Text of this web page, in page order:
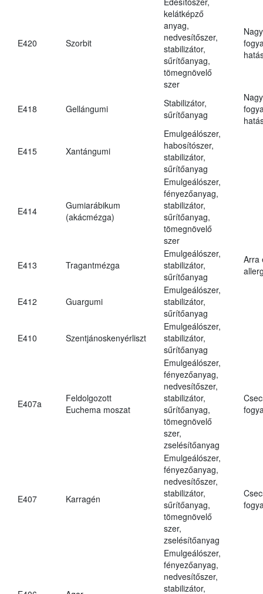
E420 Szorbit
kelátképző
anyag,
nedvesítőszer,
stabilizátor,
sűrítőanyag,
tömegnövelő
szer
E418 Gellángumi
Stabilizátor,
sűrítőanyag
E415 Xantángumi
Emulgeálószer,
habosítószer,
stabilizátor,
sűrítőanyag
E414
Gumiarábikum
(akácmézga)
Emulgeálószer,
fényezőanyag,
stabilizátor,
sűrítőanyag,
tömegnövelő
szer
E413 Tragantmézga
Emulgeálószer,
stabilizátor,
sűrítőanyag
Arra
E412 Guargumi
Emulgeálószer,
stabilizátor,
sűrítőanyag
E410 Szentjánoskenyérliszt
Emulgeálószer,
stabilizátor,
sűrítőanyag
E407a
Feldolgozott
Euchema moszat
Emulgeálószer,
fényezőanyag,
nedvesítőszer,
stabilizátor,
sűrítőanyag,
tömegnövelő
szer,
zselésítőanyag
E407 Karragén
Emulgeálószer,
fényezőanyag,
nedvesítőszer,
stabilizátor,
sűrítőanyag,
tömegnövelő
szer,
zselésítőanyag
Emulgeálószer,
fényezőanyag,
nedvesítőszer,
stabilizátor,